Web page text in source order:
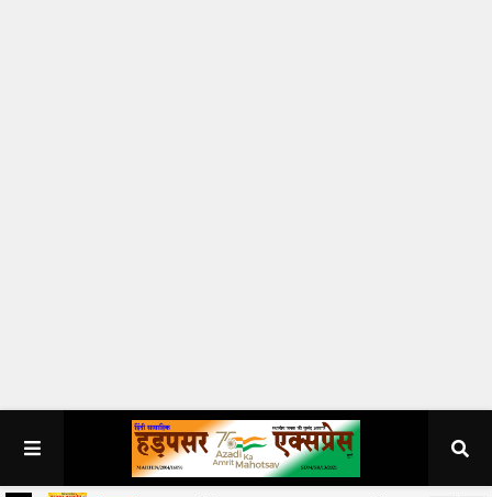
ई-पेपर 26 जुलाई से 01 अगस्त 2026 तक का ई-पेपर